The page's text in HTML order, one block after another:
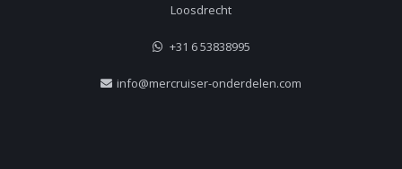
Loosdrecht
+31 6 53838995
info@mercruiser-onderdelen.com